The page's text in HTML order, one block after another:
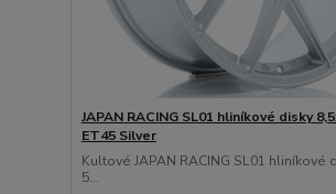
JAPAN RACING SL01 hliníkové disky
ET45 Silver
Kultové JAPAN RACING SL01 hliníkové
5...